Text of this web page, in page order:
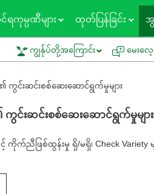
ရကုမ္ပဏီများ ထုတ်ပြန်ခြင်း
ည်သူသို့ သတိပေးနှိုးဆော်ခြင်း ကွင်းသရု
ကျွန်ုပ်တို့အကြောင်း မေးလေ့
င်းဆင်းစစ်ဆေးဆောင်ရွက်မှုများ
းဆင်းစစ်ဆေးဆောင်ရွက်မှုများ
င့် ကိုက်ညီဖြစ်ထွန်းမှု ရှိ/မရှိ၊ Check